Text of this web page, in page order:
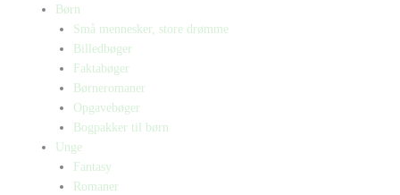
Børn
Små mennesker, store drømme
Billedbøger
Faktabøger
Børneromaner
Opgavebøger
Bogpakker til børn
Unge
Fantasy
Romaner